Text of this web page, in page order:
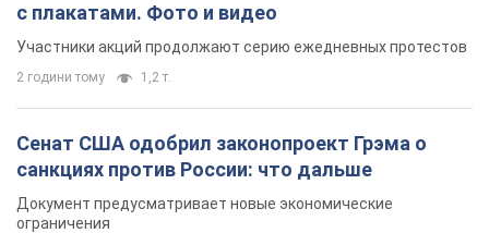
с плакатами. Фото и видео
Участники акций продолжают серию ежедневных протестов
2 години тому 1,2 т.
Сенат США одобрил законопроект Грэма о
санкциях против России: что дальше
Документ предусматривает новые экономические
ограничения